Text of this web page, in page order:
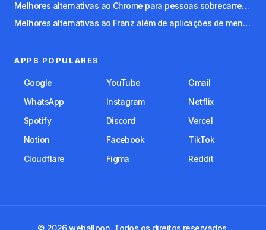
Melhores alternativas ao Chrome para pessoas sobrecarregadas por separadores
Melhores alternativas ao Franz além de aplicações de mensagens
APPS POPULARES
Google YouTube
Gmail
WhatsApp
Instagram
Netflix
Spotify
Discord
Vercel
Notion
Facebook
TikTok
Cloudflare
Figma Reddit
© 2026 weballoon. Todos os direitos reservados.